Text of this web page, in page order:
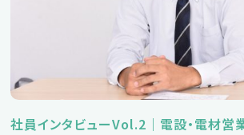
社員インタビューVol.2｜電設・電材営